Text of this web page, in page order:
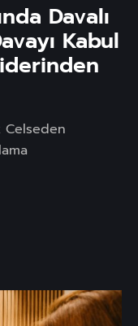
Davalı
Kabul
Celseden